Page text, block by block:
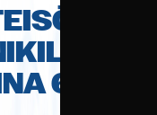
6.6.